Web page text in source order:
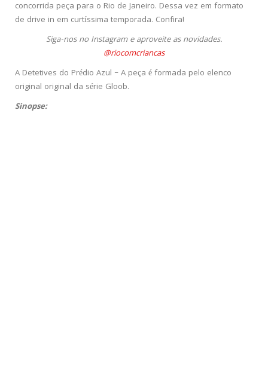
concorrida peça para o Rio de Janeiro. Dessa vez em formato
de drive in em curtíssima temporada. Confira!
Siga-nos no Instagram e aproveite as novidades.
@riocomcriancas
A Detetives do Prédio Azul – A peça é formada pelo elenco
original original da série Gloob.
Sinopse: